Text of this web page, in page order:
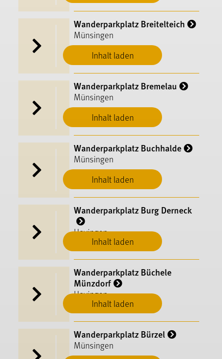
Inhalt laden
Wanderparkplatz Breitelteich
Münsingen
Inhalt laden
Wanderparkplatz Bremelau
Münsingen
Inhalt laden
Wanderparkplatz Buchhalde
Münsingen
Inhalt laden
Wanderparkplatz Burg Derneck
Hayingen
Inhalt laden
Wanderparkplatz Büchele
Münzdorf
Hayingen
Wanderparkplatz Bürzel
Münsingen